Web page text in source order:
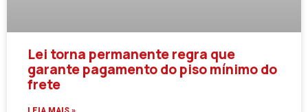
Lei torna permanente regra que
garante pagamento do piso mínimo do
frete